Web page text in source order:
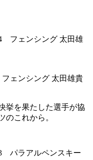
ェンシング 太田雄貴
挙を果たした選手が協
のこれから。